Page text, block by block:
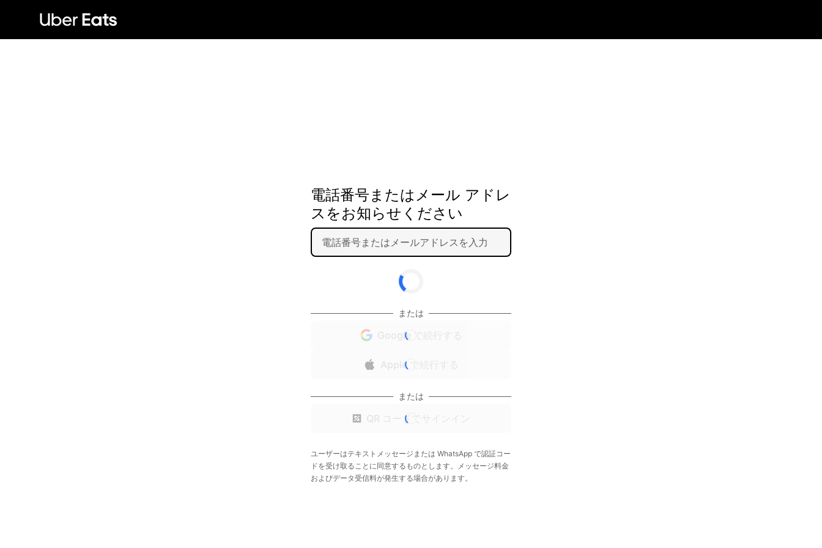
電話番号またはメール アドレ
スをお知らせください
または
Google で続行する
Apple で続行する
または
QR コードでサインイン
ユーザーはテキストメッセージまたは WhatsApp で認証コー
ドを受け取ることに同意するものとします。メッセージ料金
およびデータ受信料が発生する場合があります。